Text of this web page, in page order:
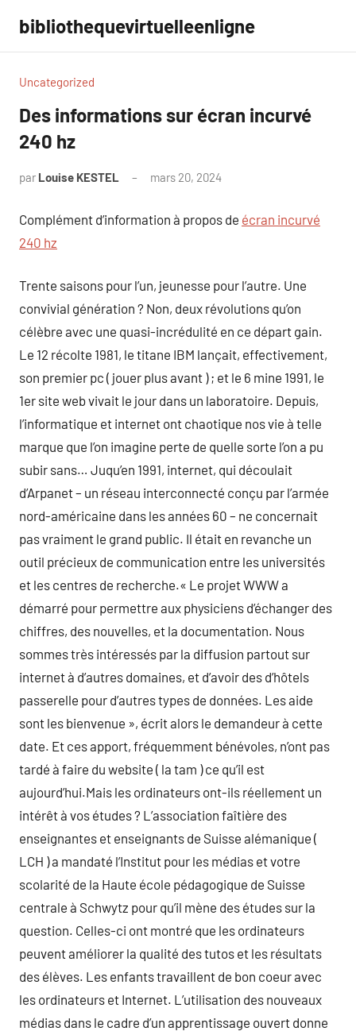
contenu
bibliothequevirtuelleenligne
Uncategorized
Des informations sur écran incurvé
240 hz
par Louise KESTEL mars 20, 2024
Complément d’information à propos de écran incurvé
240 hz
Trente saisons pour l’un, jeunesse pour l’autre. Une
convivial génération ? Non, deux révolutions qu’on
célèbre avec une quasi-incrédulité en ce départ gain.
Le 12 récolte 1981, le titane IBM lançait, effectivement,
son premier pc ( jouer plus avant ) ; et le 6 mine 1991, le
1er site web vivait le jour dans un laboratoire. Depuis,
l’informatique et internet ont chaotique nos vie à telle
marque que l’on imagine perte de quelle sorte l’on a pu
subir sans… Juqu’en 1991, internet, qui découlait
d’Arpanet – un réseau interconnecté conçu par l’armée
nord-américaine dans les années 60 – ne concernait
pas vraiment le grand public. Il était en revanche un
outil précieux de communication entre les universités
et les centres de recherche.« Le projet WWW a
démarré pour permettre aux physiciens d’échanger des
chiffres, des nouvelles, et la documentation. Nous
sommes très intéressés par la diffusion partout sur
internet à d’autres domaines, et d’avoir des d’hôtels
passerelle pour d’autres types de données. Les aide
sont les bienvenue », écrit alors le demandeur à cette
date. Et ces apport, fréquemment bénévoles, n’ont pas
tardé à faire du website ( la tam ) ce qu’il est
aujourd’hui.Mais les ordinateurs ont-ils réellement un
intérêt à vos études ? L’association faîtière des
enseignantes et enseignants de Suisse alémanique (
LCH ) a mandaté l’Institut pour les médias et votre
scolarité de la Haute école pédagogique de Suisse
centrale à Schwytz pour qu’il mène des études sur la
question. Celles-ci ont montré que les ordinateurs
peuvent améliorer la qualité des tutos et les résultats
des élèves. Les enfants travaillent de bon coeur avec
les ordinateurs et Internet. L’utilisation des nouveaux
médias dans le cadre d’un apprentissage ouvert donne